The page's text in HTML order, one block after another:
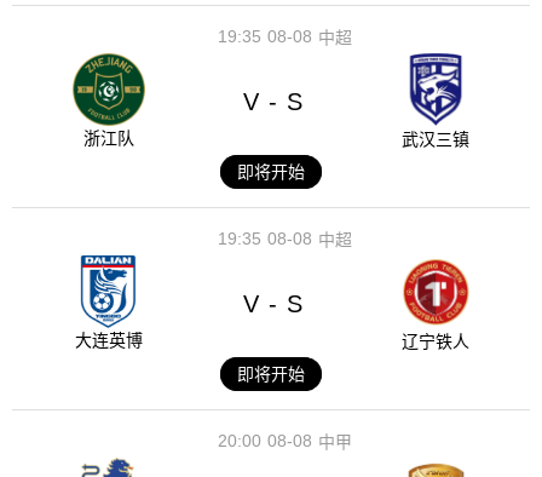
08-08
19:35 中超
浙江队
V - S
武汉三镇
即将开始
08-08
19:35 中超
大连英博
V - S
辽宁铁人
即将开始
08-08
20:00 中甲